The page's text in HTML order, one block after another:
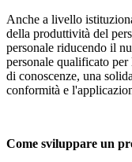
Anche a livello
della produttività del
personale riducendo il
personale qualificato
di conoscenze, una
conformità e
Come sviluppare un